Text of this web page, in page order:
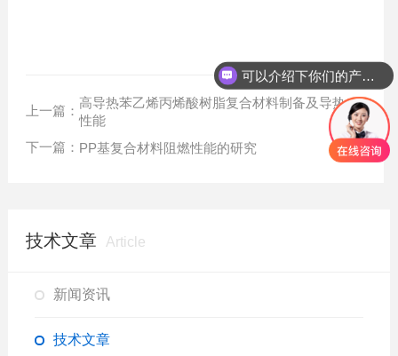
上一篇：
高导热苯乙烯丙烯酸树脂复合材料制备及导热
性能
下一篇： PP基复合材料阻燃性能的研究
技术文章 Article
新闻资讯
技术文章
可以介绍下你们的产品么？